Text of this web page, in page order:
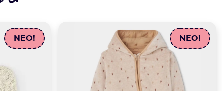
NEO! NEO!